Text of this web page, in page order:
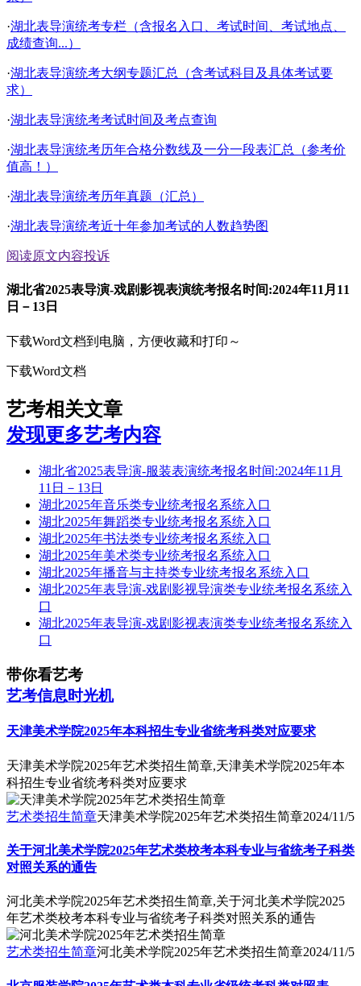
·湖北表导演统考专栏（含报名入口、考试时间、考试地点、
成绩查询...）
·湖北表导演统考大纲专题汇总（含考试科目及具体考试要
求）
·湖北表导演统考考试时间及考点查询
·湖北表导演统考历年合格分数线及一分一段表汇总（参考价
值高！）
·湖北表导演统考历年真题（汇总）
·湖北表导演统考近十年参加考试的人数趋势图
阅读原文内容投诉
湖北省2025表导演-戏剧影视表演统考报名时间:2024年11月11
日－13日
下载Word文档到电脑，方便收藏和打印～
下载Word文档
艺考相关文章
发现更多艺考内容
湖北省2025表导演-服装表演统考报名时间:2024年11月
11日－13日
湖北2025年音乐类专业统考报名系统入口
湖北2025年舞蹈类专业统考报名系统入口
湖北2025年书法类专业统考报名系统入口
湖北2025年美术类专业统考报名系统入口
湖北2025年播音与主持类专业统考报名系统入口
湖北2025年表导演-戏剧影视导演类专业统考报名系统入
口
湖北2025年表导演-戏剧影视表演类专业统考报名系统入
口
带你看艺考
艺考信息时光机
天津美术学院2025年本科招生专业省统考科类对应要求
天津美术学院2025年艺术类招生简章,天津美术学院2025年本
科招生专业省统考科类对应要求
艺术类招生简章天津美术学院2025年艺术类招生简章2024/11/5
关于河北美术学院2025年艺术类校考本科专业与省统考子科类
对照关系的通告
河北美术学院2025年艺术类招生简章,关于河北美术学院2025
年艺术类校考本科专业与省统考子科类对照关系的通告
艺术类招生简章河北美术学院2025年艺术类招生简章2024/11/5